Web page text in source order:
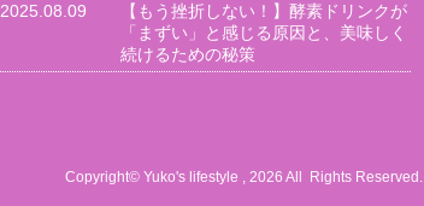
2025.08.09
【もう挫折しない！】酵素ドリンクが
「まずい」と感じる原因と、美味しく
続けるための秘策
Copyright© Yuko's lifestyle , 2026 All Rights Reserved.